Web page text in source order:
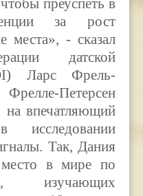
преуспеть в
за рост
места», - сказал
датской
Ларс Фрель-
Петерсен
на впечатляющий
Так, Дания
в мире по
изучающих